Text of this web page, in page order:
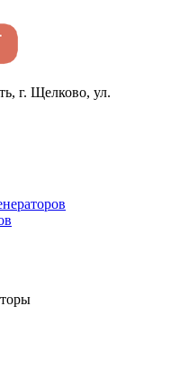
г. Щелково, ул.